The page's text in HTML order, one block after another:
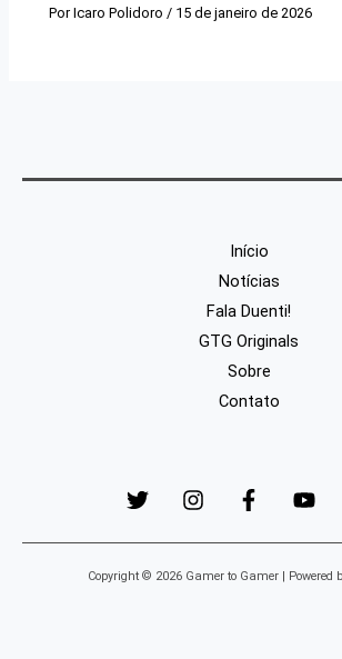
PorIcaro Polidoro/ 15 de janeiro de 2026
Início
Notícias
Fala Duenti!
GTG Originals
Sobre
Contato
Copyright © 2026 Gamer to Gamer | Powered